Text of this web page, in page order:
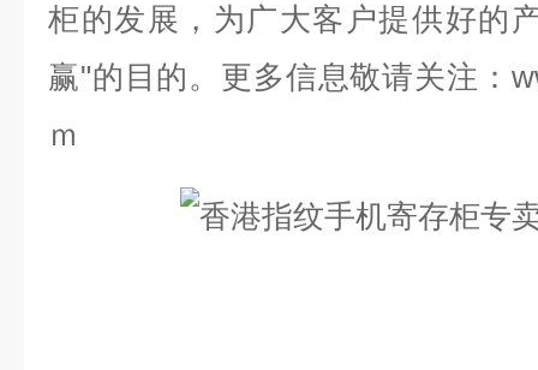
柜的发展，为广大客户提供好的
赢"的目的。更多信息敬请关注：
ｍ